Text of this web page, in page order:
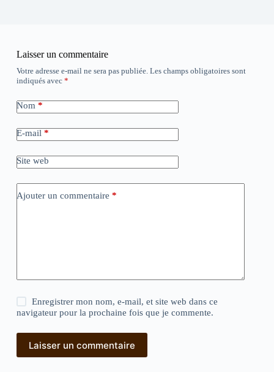
Laisser un commentaire
Votre adresse e-mail ne sera pas publiée. Les champs obligatoires sont
indiqués avec *
Nom *
E-mail *
Site web
Ajouter un commentaire *
Enregistrer mon nom, e-mail, et site web dans ce
navigateur pour la prochaine fois que je commente.
Laisser un commentaire